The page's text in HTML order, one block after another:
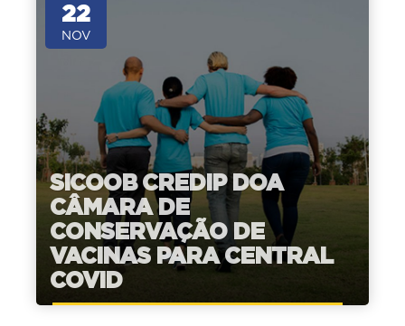
22
NOV
SICOOB CREDIP DOA
CÂMARA DE
CONSERVAÇÃO DE
VACINAS PARA CENTRAL
COVID